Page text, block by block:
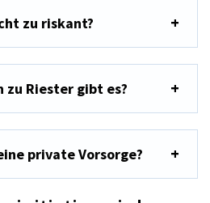
zu riskant?
Riester gibt es?
private Vorsorge?